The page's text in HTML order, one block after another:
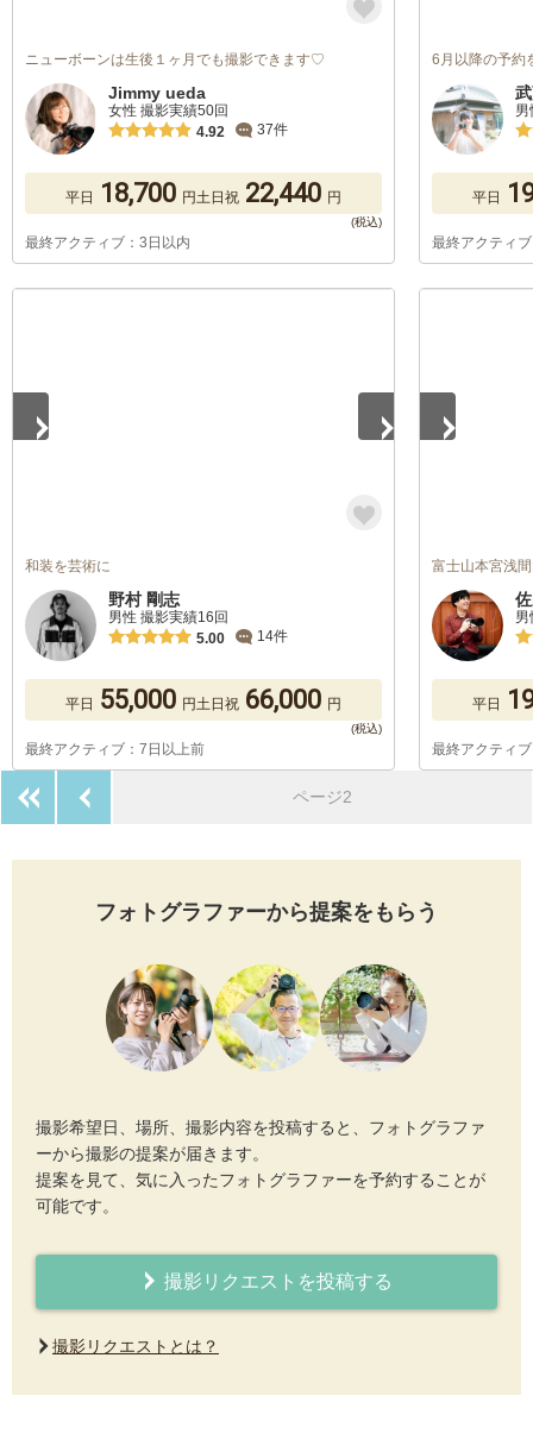
ニューボーンは生後１ヶ月でも撮影できます♡
Jimmy ueda
女性 撮影実績50回
4.92
37件
平日 18,700 円土日祝 22,440 円
最終アクティブ：3日以内
6月以降の予約
平日
最終アクティ
和装を芸術に
野村 剛志
男性 撮影実績16回
5.00
14件
平日 55,000 円土日祝 66,000 円
最終アクティブ：7日以上前
富士山本宮浅
男
平日
最終アクティ
ページ2
フォトグラファーから提案をもらう
撮影希望日、場所、撮影内容を投稿すると、フォトグラファ
ーから撮影の提案が届きます。
提案を見て、気に入ったフォトグラファーを予約することが
可能です。
撮影リクエストを投稿する
撮影リクエストとは？